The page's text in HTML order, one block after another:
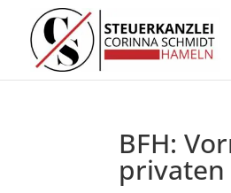
BFH:
privaten